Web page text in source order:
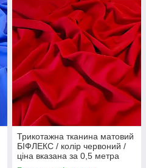
Трикотажна тканина матовий
БІФЛЕКС / колір червоний /
ціна вказана за 0,5 метра